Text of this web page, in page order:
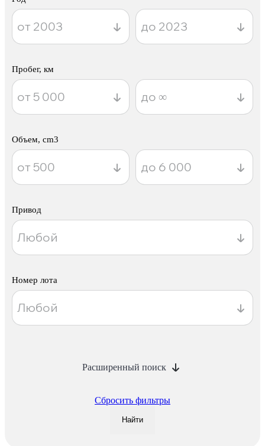
Пробег, км
Объем, cm3
Привод
Номер лота
Расширенный поиск
Сбросить фильтры
Найти